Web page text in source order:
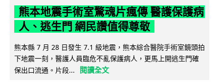
熊本地震手術室驚魂片瘋傳 醫護保護病
人、逃生門 網民讚值得尊敬
熊本縣 7 月 28 日發生 7.1 級地震，熊本綜合醫院手術室鏡頭拍
下地震一刻，醫護人員臨危不亂保護病人，更馬上開逃生門確
保出口流通。片段...
閱讀全文